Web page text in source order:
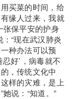
买菜的时间，给
缘人过来，我就
张保平安的护身
“现在武汉肺炎
种办法可以预
好’，病毒就不
，传统文化中
样的灾难，是上
说：“知道。”